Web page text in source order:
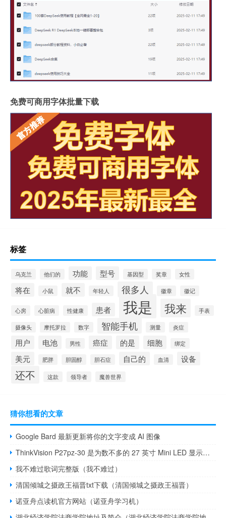
免费可商用字体批量下载
标签
乌克兰 他们的 功能 型号 基因型 奖章 女性
将在 小鼠 就不 年轻人 很多人 徽章 徽记
心房 心脏病 性健康 患者 我是 我来 手表
摄像头 摩托罗拉 数字 智能手机 测量 炎症
用户 电池 男性 癌症 的是 细胞 绑定
美元 肥胖 胆固醇 胆石症 自己的 血清 设备
还不 这款 领导者 魔兽世界
猜你想看的文章
Google Bard 最新更新将你的文字变成 AI 图像
ThinkVision P27pz-30 是为数不多的 27 英寸 Mini LED 显示器之一
我不难过歌词完整版（我不难过）
清国倾城之摄政王福晋txt下载（清国倾城之摄政王福晋）
诺亚舟点读机官方网站（诺亚舟学习机）